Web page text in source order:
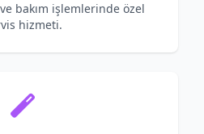
bakım işlemlerinde özel
hizmeti.